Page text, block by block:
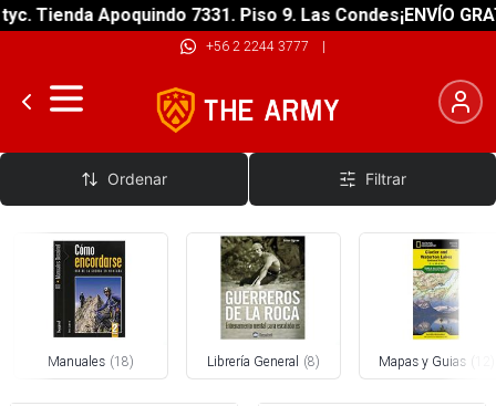
Apoquindo 7331. Piso 9. Las Condes¡ENVÍO GRATIS!
+56 2 2244 3777 |
Libros y Mapas
Ordenar Filtrar
Manuales (18) Librería General (8) Mapas y Guias